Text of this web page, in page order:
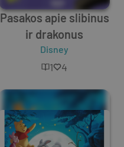
Pasakos apie slibinus
ir drakonus
Disney
1 4